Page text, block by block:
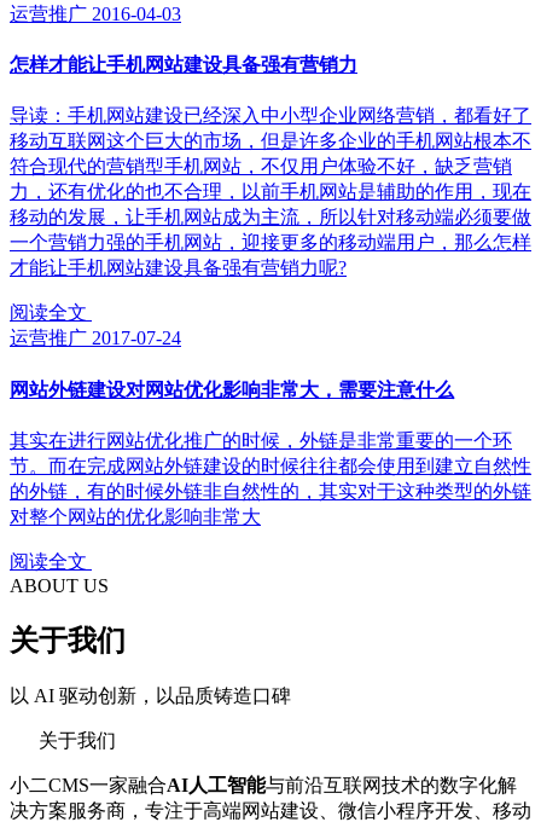
运营推广 2016-04-03
怎样才能让手机网站建设具备强有营销力
导读：手机网站建设已经深入中小型企业网络营销，都看好了
移动互联网这个巨大的市场，但是许多企业的手机网站根本不
符合现代的营销型手机网站，不仅用户体验不好，缺乏营销
力，还有优化的也不合理，以前手机网站是辅助的作用，现在
移动的发展，让手机网站成为主流，所以针对移动端必须要做
一个营销力强的手机网站，迎接更多的移动端用户，那么怎样
才能让手机网站建设具备强有营销力呢?
阅读全文
运营推广 2017-07-24
网站外链建设对网站优化影响非常大，需要注意什么
其实在进行网站优化推广的时候，外链是非常重要的一个环
节。而在完成网站外链建设的时候往往都会使用到建立自然性
的外链，有的时候外链非自然性的，其实对于这种类型的外链
对整个网站的优化影响非常大
阅读全文
ABOUT US
关于我们
以 AI 驱动创新，以品质铸造口碑
关于我们
小二CMS一家融合AI人工智能与前沿互联网技术的数字化解
决方案服务商，专注于高端网站建设、微信小程序开发、移动